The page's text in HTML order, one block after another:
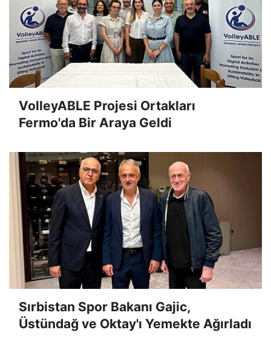
VolleyABLE Projesi Ortakları
Fermo'da Bir Araya Geldi
Sırbistan Spor Bakanı Gajic,
Üstündağ ve Oktay'ı Yemekte Ağırladı